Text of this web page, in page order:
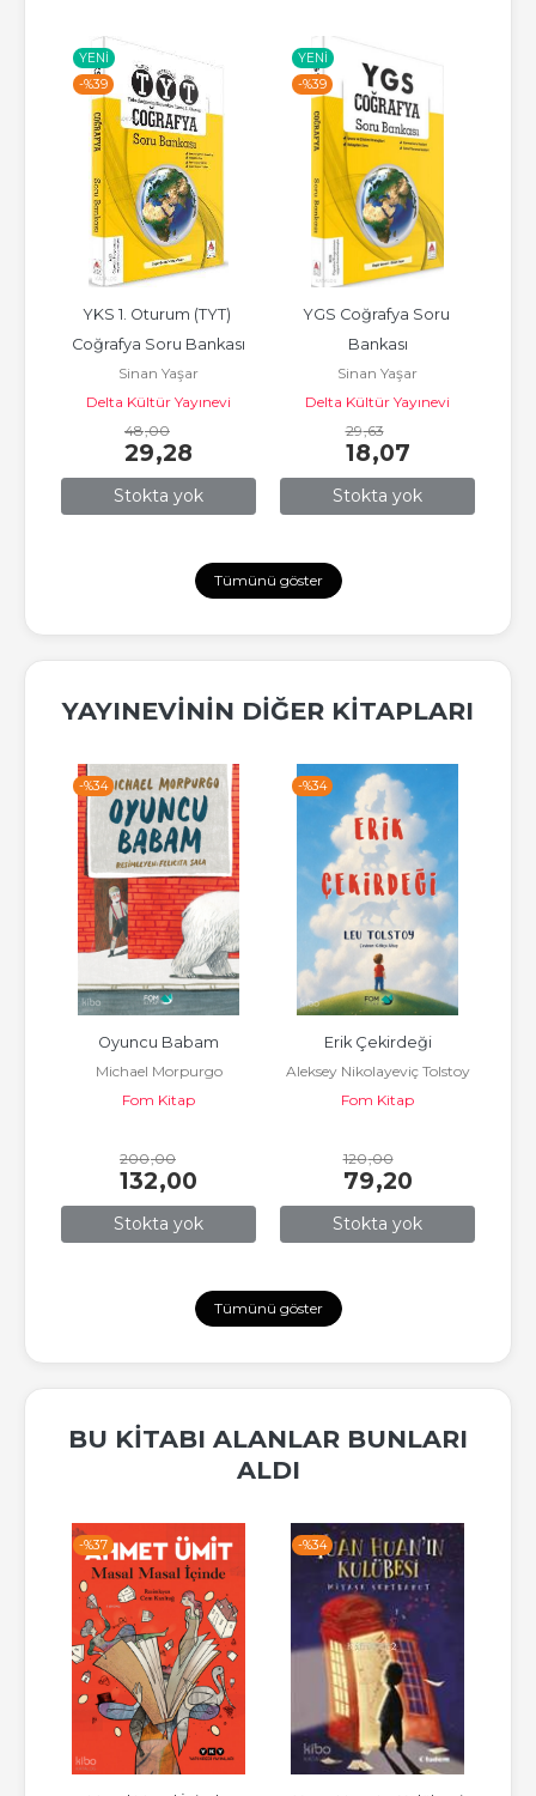
YENI
-%39
Stokta yok
YKS 1. Oturum (TYT)
Coğrafya Soru Bankası
Sinan Yaşar
Delta Kültür Yayınevi
48,00
29,28
YENI
-%39
Stokta yok
YGS Coğrafya Soru
Bankası
Sinan Yaşar
Delta Kültür Yayınevi
29,63
18,07
Tümünü göster
YAYINEVININ DIĞER KITAPLARI
-%34
Stokta yok
Oyuncu Babam
Michael Morpurgo
Fom Kitap
200,00
132,00
-%34
Stokta yok
Erik Çekirdeği
Aleksey Nikolayeviç Tolstoy
Fom Kitap
120,00
79,20
Tümünü göster
BU KITABI ALANLAR BUNLARI
ALDI
-%37 -%34